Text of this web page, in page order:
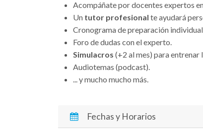
Acompáñate por docentes expertos
Un tutor profesional te ayudará
Cronograma de preparación
Foro de dudas con el experto.
Simulacros (+2 al mes) para entrenar
Audiotemas (podcast).
... y mucho mucho más.
Fechas y Horarios